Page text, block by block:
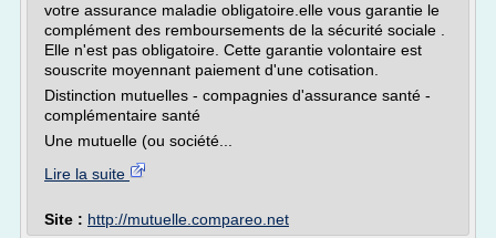
votre assurance maladie obligatoire.elle vous garantie le
complément des remboursements de la sécurité sociale .
Elle n'est pas obligatoire. Cette garantie volontaire est
souscrite moyennant paiement d'une cotisation.
Distinction mutuelles - compagnies d'assurance santé -
complémentaire santé
Une mutuelle (ou société...
Lire la suite
Site : http://mutuelle.compareo.net